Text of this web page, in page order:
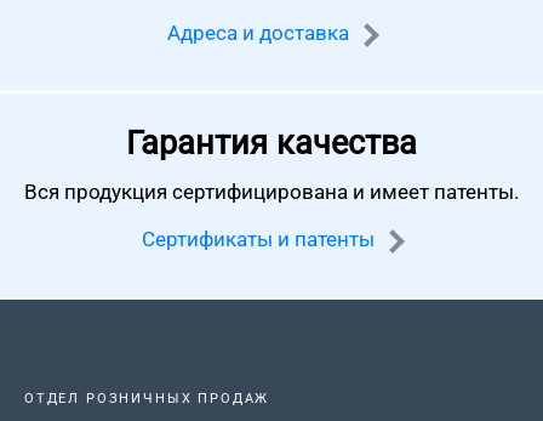
Адреса и доставка
Гарантия качества
Вся продукция сертифицирована и имеет патенты.
Сертификаты и патенты
ОТДЕЛ РОЗНИЧНЫХ ПРОДАЖ